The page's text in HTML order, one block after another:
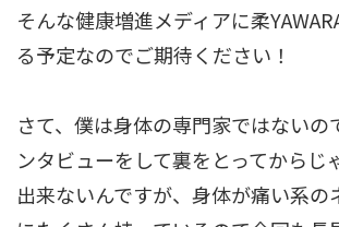
そんな健康増進メディアに柔
る予定なのでご期待ください！
さて、僕は身体の専門家ではないの
ンタビューをして裏をとってからじ
出来ないんですが、身体が痛い系の